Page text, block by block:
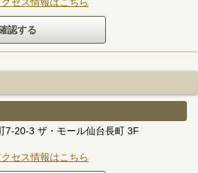
セス情報はこちら
7-20-3 ザ・モール仙台長町 3F
セス情報はこちら